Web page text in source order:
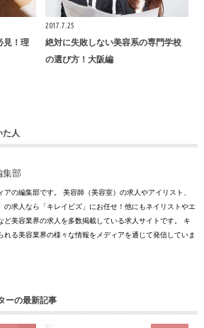
見！理
2017.7.25
絶対に失敗しない美容系の専門学校
の選び方！大阪編
た人
集部
アの編集部です。 美容師（美容室）の求人やアイリスト、
の求人なら「キレイビズ」にお任せ！他にもネイリストやエ
ど美容業界の求人を多数掲載している求人サイトです。 キ
れる美容業界の様々な情報をメディアを通じて発信していま
ーの最新記事